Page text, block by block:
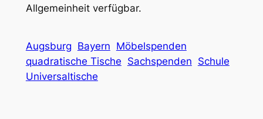
Allgemeinheit verfügbar.
Augsburg Bayern Möbelspenden
quadratische Tische Sachspenden Schule
Universaltische